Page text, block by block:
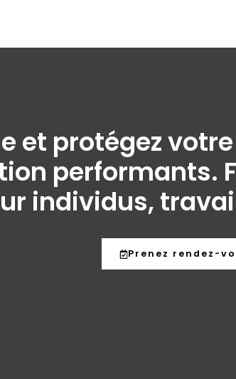
et protégez
performants.
individus,
Prenez rendez-